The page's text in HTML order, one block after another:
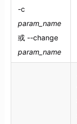
-c
param_name
或 --change
param_name